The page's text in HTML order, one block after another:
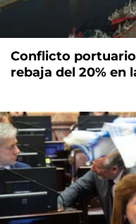
Conflicto
rebaja del 20% en